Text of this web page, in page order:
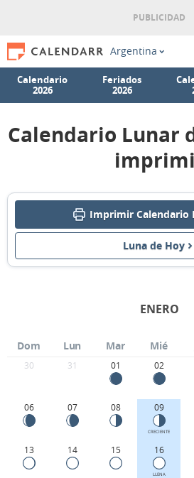
Argentina
Calendario
2026
Feriados
2026
Calendario Lunar
Imprimir Calendario
Luna de Hoy
ENERO
Dom Lun Mar Mié
30 31 01 02
06 07 08 09
CRECIENTE
13 14 15 16
LLENA